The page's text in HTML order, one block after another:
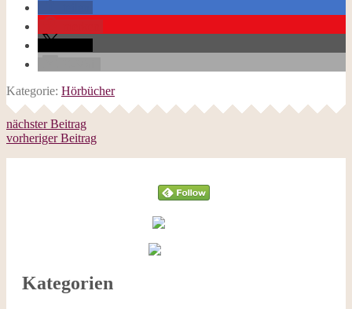
Kategorie: Hörbücher
nächster Beitrag
vorheriger Beitrag
Kategorien